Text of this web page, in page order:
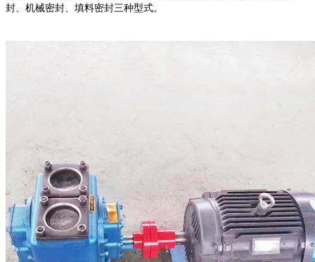
封、机械密封、填料密封三种型式。